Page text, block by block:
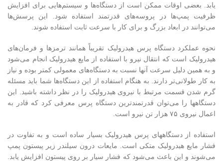
یابد. بعضی اوقات ممکن است از دستگاه‌ها و سیستم‌هایی برای افزایش
ظرفیت پمپ‌ها در پروسه‌های قدرتمند استفاده شود. این پرسش‌ها
می‌توانند در ابعاد بزرگ و برای کار با سرعت ثابت استفاده شوند.
نحوه عملکرد دستگاه پرس هیدرولیک تقریباً همانند ترمزها و فرمان‌های
هیدرولیک است که انتقال نیرو با استفاده از مایع هیدرولیک انجام می‌شود
و به همین دلیل سرعت آنها نسبت به دستگاه‌های معمولی کمتر بوده و نیاز
به کار طولانی‌تر دارند. به هنگام استفاده از این دستگاه‌ها شما باید مسئله
گرم شدن قسمت مرتبط با نیروی هیدرولیک را در نظر داشته باشید. این
دستگاهها را می‌توان قدرتمندترین دستگاه پرس معرفی کرد که قادر به
اعمال نیروی ۷۵ هزار تن نیرو است.
استفاده از دستگاههای پرس هیدرولیک بسیار ساده است و به تفاوت در
فشار مایع هیدرولیک متکی است. مایعات درون سیلندر زیر پیستون پمپ
می‌شوند و این باعث می‌شود که فشار سیار بر روی پیستون افزایش یابد.